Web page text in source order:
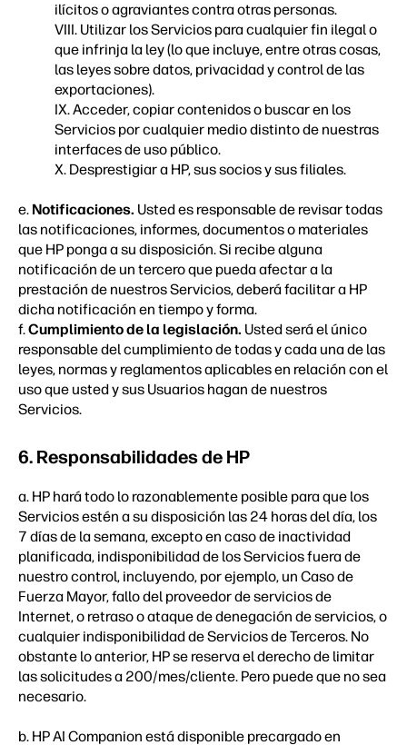
ilícitos o agraviantes contra otras personas.
VIII. Utilizar los Servicios para cualquier fin ilegal o
que infrinja la ley (lo que incluye, entre otras cosas,
las leyes sobre datos, privacidad y control de las
exportaciones).
IX. Acceder, copiar contenidos o buscar en los
Servicios por cualquier medio distinto de nuestras
interfaces de uso público.
X. Desprestigiar a HP, sus socios y sus filiales.
e. Notificaciones. Usted es responsable de revisar todas
las notificaciones, informes, documentos o materiales
que HP ponga a su disposición. Si recibe alguna
notificación de un tercero que pueda afectar a la
prestación de nuestros Servicios, deberá facilitar a HP
dicha notificación en tiempo y forma.
f.Cumplimiento de la legislación. Usted será el único
responsable del cumplimiento de todas y cada una de las
leyes, normas y reglamentos aplicables en relación con el
uso que usted y sus Usuarios hagan de nuestros
Servicios.
6. Responsabilidades de HP
a. HP hará todo lo razonablemente posible para que los
Servicios estén a su disposición las 24 horas del día, los
7 días de la semana, excepto en caso de inactividad
planificada, indisponibilidad de los Servicios fuera de
nuestro control, incluyendo, por ejemplo, un Caso de
Fuerza Mayor, fallo del proveedor de servicios de
Internet, o retraso o ataque de denegación de servicios, o
cualquier indisponibilidad de Servicios de Terceros. No
obstante lo anterior, HP se reserva el derecho de limitar
las solicitudes a 200/mes/cliente. Pero puede que no sea
necesario.
b. HP AI Companion está disponible precargado en